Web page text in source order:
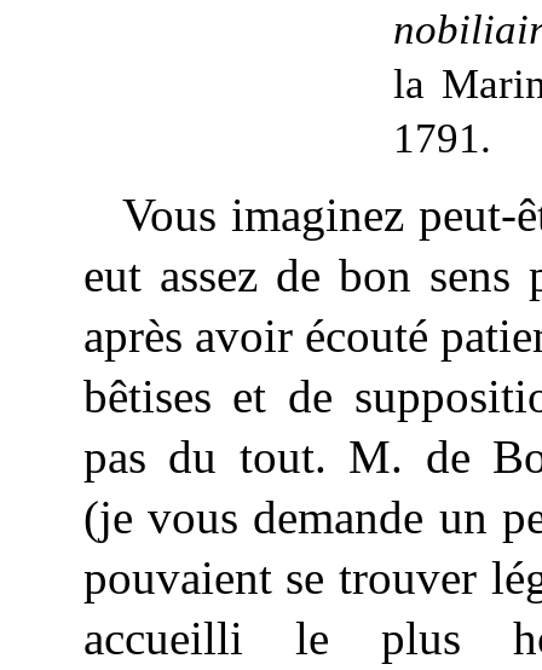
la
1791.
Vous imaginez peut-
eut assez de bon
après avoir écouté
bêtises et de
pas du tout. M. de
(je vous demande un
pouvaient se trouver
accueilli le plus